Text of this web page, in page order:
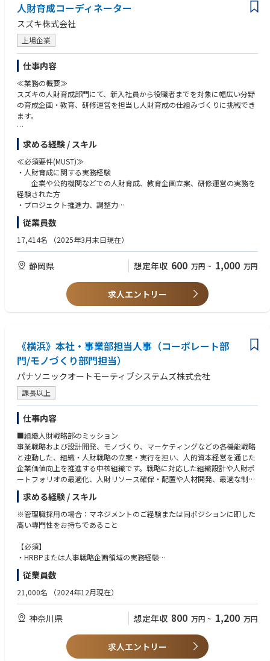
いう、同社の品質・コンプライアンスの根幹に関わる仕事です。
・約100名の部門の人材戦略を、自らの企画と実行で形にしていくことが
できます。
・部としての人材育成の仕組みを、ゼロベースで再構築する醍醐味を味わ
えます。既存のやり方にとらわれず、白紙から描けるフェーズです。
・法規認証業務は、自動車メーカーにおける「ゲートキーパー」的な存在
です。量産するためには国の認可取得が必須であり、設計・デザイン・製
造など前工程の全ての努力を世に出すために不可欠な、非常に重要な仕事
を支える人材育成に携わることができます。
・国土交通省や審査機関との折衝・交渉といった、全ての会社にあるわけ
ではない特徴的な業務に関わる人材の育成にも携わることができます。
【配属組織について】
・部のミッション:「正しい試験車、正しい試験、正しい申請」において、
「正しい」を追求・判断・行動すること。お客様の安全・法令遵守、製品
の品質・寄り添ったサービスを実現することが本部のミッションです。
・グループのミッション:基盤を整え、未来を描くこと。
当グループでは、予算管理、契約管理、庶務的業務、部長秘書業務、監査
業務、労使協定のつなぎ役、方針管理などを担当しています。今回募集す
るポジションでは、これらに加えて人材育成体系の企画・運用という新た
な機能を担っていただきます。
【キャリアパス】
・短期:チームリーダーとして人事施策の企画・運営を主導していただきま
す。
いただきます。
・長期:法規企画室のマネジメント、または本社人事部門・他事業部の組織
・残業時間:20〜30時間/月
・在宅勤務:可能です。ご本人が業務を回せる範囲で柔軟に対応いただけま
す。ただし、関係部門や他部署のメンバーを巻き込みながら施策を推進し
ていく業務の性質上、出社してのコミュニケーションも重要となります。
・「人が育つ組織」をつくることに情熱を持てる方
・自ら学び続け、新しい仕組み・ツールの導入に前向きな方
・異業種・異業界に飛び込むモチベーションを持ち、法規認証業務という
専門性の高い分野の特性を理解しながらキャリア設計に取り組める方
人財育成コーディネーター
スズキ株式会社
上場企業
仕事内容
≪業務の概要≫
スズキの人財育成部門にて、新入社員から役職者までを対象に幅広い分野
の育成企画・教育、研修運営を担当し人財育成の仕組みづくりに挑戦でき
ます。
【具体的には】
入社後、社内の人財育成関連部門※に配属となり、当社社員の個の成長に
資する人財育成プログラムを企画・実行します。
※配属先 製造本部 操業統括部
技術戦略本部 R&D先見技術推進部
配属先は前職での経験や希望を考慮して決定します。
・技術系、生産技術系基礎教育の企画・実施
設計者基礎講座や生産技術講座、法規法令順守教育、安全教育、DX・AI
人財育成講座
AIを用いたデータ分析、研修効果の測定
海外からの研修生支援
・教育プログラムの分析、改善
AIを用いたデータ分析、研修効果の測定
≪部門のミッション、ビジョン≫
お客様の大切な1台を作るために、プロフェッショナルな人財を更にプロ
フェッショナルにしていきます。一人ひとりが能力を高め、By your Side
を実践します。
≪配属部署≫
下記の人財育成関連部門に配属となります。配属先は経験や希望を考慮し
て決定します。
製造本部 操業統括部、技術戦略本部 R&D先見技術推進部
配属先は全て静岡県浜松市内です。
在宅勤務利用状況 可（面談時にご相談ください）
短時間勤務利用状況 可（面談時にご相談ください）
≪入社後のフォロー体制≫
慣れるまでは現担当者と一緒に行動し段階的に活動範囲を広げ、独り立ち
各自の経験に応じて社内外の研修も積極的に受講していただき自身の個の
成長も支援していきます。
≪キャリアプラン≫
人財育成の企画・実行では社内関係部門と連携しながら進めることで社内
人脈も形成でき、これまでになかった知見も吸収することでご自身の成長
にもつながります。
将来的に主任や係長、管理職へとキャリアアップを目指す、専門性を高め
ていくなど幅広くキャリアを考えることも可能です。
求める経験 / スキル
≪必須要件(MUST)≫
・人財育成に関する実務経験
企業や公的機関などでの人財育成、教育企画立案、研修運営の実務を
経験された方
・プロジェクト推進力、調整力
複数の部門と連携しながらプロジェクトを主体的に進めた経験
・基本的な事務、ITスキル（ワード、エクセル、パワーポイント等）
・人財育成の企画経験
・研修のDX化やデジタルツール活用経験
普通自動車第一種免許
また欧州や東アジアと連携した研修を企画する場合は海外とやり取りでき
る語学力が必要になります。
独力での英語業務に不安がある際は社内知見者や社内AIや翻訳アプリの支
援を受けられます。
従業員数
17,414名 （2025年3月末日現在）
静岡県 想定年収 600 万円 ~ 1,000 万円
求人エントリー
《横浜》本社・事業部担当人事（コーポレート部
門/モノづくり部門担当）
パナソニックオートモーティブシステムズ株式会社
課長以上
仕事内容
■組織人財戦略部のミッション
事業戦略および設計開発、モノづくり、マーケティングなどの各機能戦略
と連動した、組織・人財戦略の立案・実行を担い、人的資本経営を通じた
企業価値向上を推進する中核組織です。戦略に対応した組織設計や人財ポ
ートフォリオの最適化、人財リソース確保・配置や人材開発、最適な制度
設計・運営など、人事戦略、組織・人財戦略を推進することが求められま
す。
■担当する業務と期待する役割
ずれかを担当し、組織・人財戦略の立案・実行を担います。
・人的資本価値最大化（配置最適化・人員人件費の最適化）の実現
・人的資本価値最大化（配置最適化・人員人件費の最適化）の実現
・サクセッション・人財育成戦略の企画および推進
・各人事機能（採用・制度・育成等）との連携による施策実行
・会社・HQへの戦略フィードバックおよび意思決定支援
・担当部門の人財ポートフォリオ及びリソース計画の設計（採用・配置・
育成の戦略立案）
求める経験 / スキル
※管理職採用の場合：マネジメントのご経験または同ポジションに即した
高い専門性をお持ちであること
【必須】
・HRBPまたは人事戦略企画領域の実務経験
・組織課題の分析および施策立案・推進経験
【歓迎】
・組織マネジメント経験
・データ分析を活用した人事施策推進経験
・労務管理や海外関連業務経験
【人柄・コンピテンシー】
従業員数
21,000名 （2024年12月現在）
神奈川県 想定年収 800 万円 ~ 1,200 万円
求人エントリー